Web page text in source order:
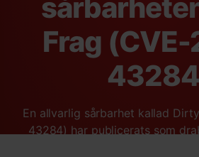
Frag
En allvarlig sårbarhet kallad
43284) har publicerats som